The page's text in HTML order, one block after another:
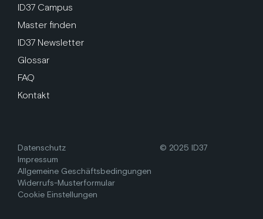
ID37 Campus
Master finden
ID37 Newsletter
Glossar
FAQ
Kontakt
Datenschutz
Impressum
Allgemeine Geschäftsbedingungen
Widerrufs-Musterformular
Cookie Einstellungen
© 2025 ID37